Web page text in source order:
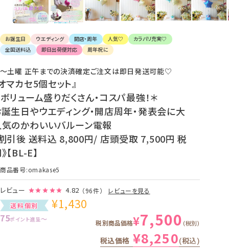
お誕生日 ウエディング 開店・周年 人気♡
カラバリ充実♡
全国送料込
即日出荷便対応 周年祝に
土曜 正午までの決済確定ご注文は即日発送可能♡
マカセ5個セット』
リューム盛りだくさん・コスパ最強！＊
生日やウエディング・開店周年・発表会に大
のかわいいバルーン電報
引後 送料込 8,800円/ 店頭受取 7,500円 税
【BL-E】
商品番号 omakase5
レビュー 4.82 （96件）
レビューを見る
送料個別
¥1,430
75ポイント進呈〜 税別商品価格¥7,500 税別
税込価格 ¥8,250 税込